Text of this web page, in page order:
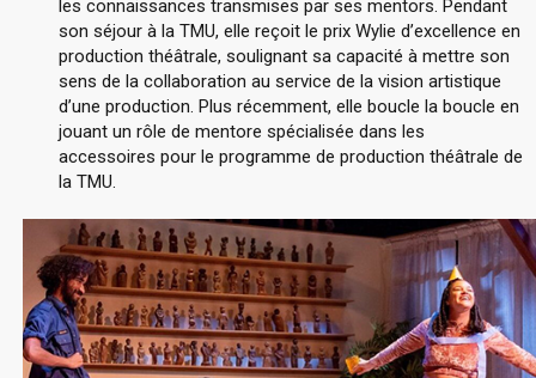
les connaissances transmises par ses mentors. Pendant
son séjour à la TMU, elle reçoit le prix Wylie d’excellence en
production théâtrale, soulignant sa capacité à mettre son
sens de la collaboration au service de la vision artistique
d’une production. Plus récemment, elle boucle la boucle en
jouant un rôle de mentore spécialisée dans les
accessoires pour le programme de production théâtrale de
la TMU.